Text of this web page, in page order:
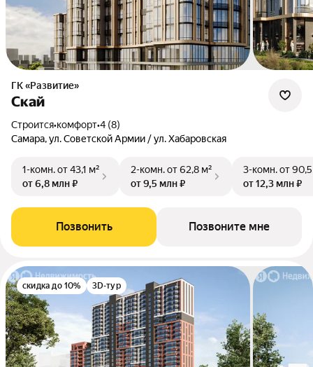
ГК «Развитие»
Скай
Строится•комфорт•4 (8)
Самара, ул. Советской Армии / ул. Хабаровская
1-комн.от 43,1 м²
от 6,8 млн ₽
2-комн.от 62,8 м²
от 9,5 млн ₽
3-комн.от
от 12,3 млн ₽
Позвонить Позвоните мне
скидка до 10% 3D-тур